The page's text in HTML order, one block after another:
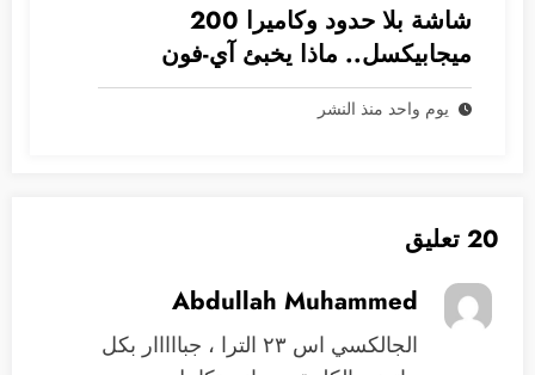
شاشة بلا حدود وكاميرا 200
ميجابيكسل.. ماذا يخبئ آي-فون
2028؟
يوم واحد منذ النشر
20 تعليق
Abdullah Muhammed
الجالكسي اس ٢٣ الترا ، جبااااار بكل